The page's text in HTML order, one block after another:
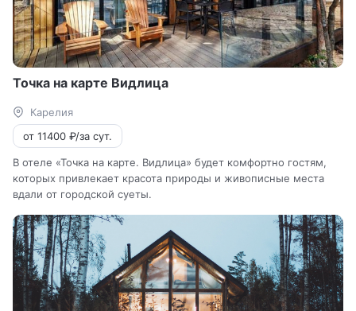
Точка на карте Видлица
Карелия
от 11400 ₽/за сут.
В отеле «Точка на карте. Видлица» будет комфортно гостям,
которых привлекает красота природы и живописные места
вдали от городской суеты.